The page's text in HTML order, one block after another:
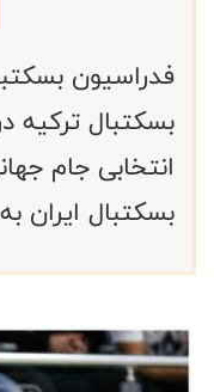
فدراسیون
بسکتبال
انتخابی جام
بسکتبال ایران